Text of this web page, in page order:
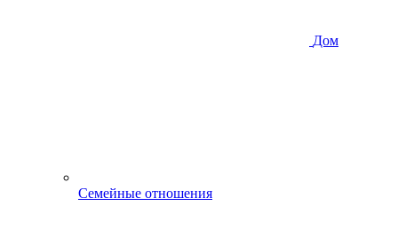
Дом
Семейные отношения